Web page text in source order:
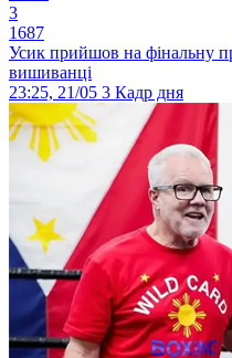
3
1687
Усик прийшов на фінальну
вишиванці
23:25, 21/05 3 Кадр дня